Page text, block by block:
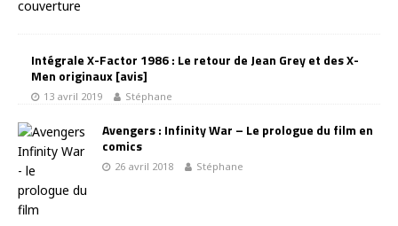
Intégrale X-Factor 1986 : Le retour de Jean Grey et des X-
Men originaux [avis]
13 avril 2019 Stéphane
Avengers : Infinity War – Le prologue du film en
comics
26 avril 2018 Stéphane